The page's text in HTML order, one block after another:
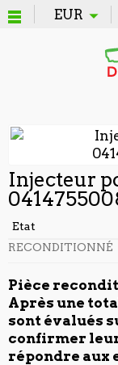
EUR
Injecteur
Etat
RECONDITIONNÉ
Pièce
Après une
sont évalués
confirmer
répondre aux